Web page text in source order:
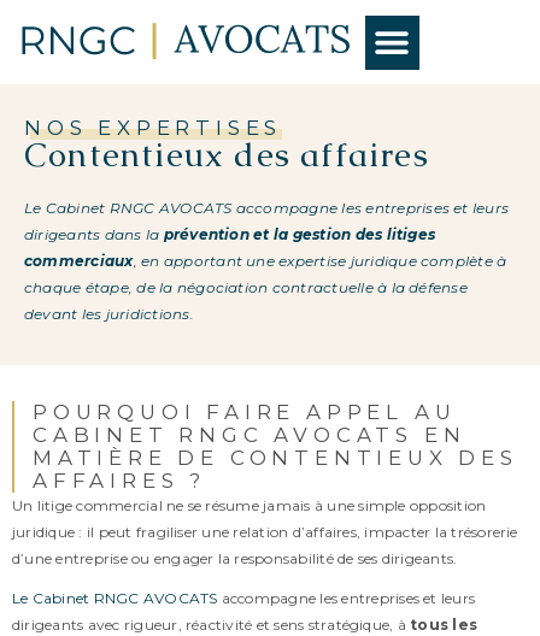
NOS EXPERTISES
Contentieux des affaires
Le Cabinet RNGC AVOCATS accompagne les entreprises et leurs
dirigeants dans la prévention et la gestion des litiges
commerciaux, en apportant une expertise juridique complète à
chaque étape, de la négociation contractuelle à la défense
devant les juridictions.
POURQUOI FAIRE APPEL AU
CABINET RNGC AVOCATS EN
MATIÈRE DE CONTENTIEUX DES
AFFAIRES ?
Un litige commercial ne se résume jamais à une simple opposition
juridique : il peut fragiliser une relation d’affaires, impacter la trésorerie
d’une entreprise ou engager la responsabilité de ses dirigeants.
Le Cabinet RNGC AVOCATS accompagne les entreprises et leurs
dirigeants avec rigueur, réactivité et sens stratégique, à tous les